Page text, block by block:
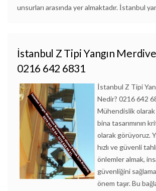
unsurları arasında yer almaktadır. İstanbul
İstanbul Z Tipi Yangın
0216 642 6831
İstanbul Z Tipi
Nedir? 0216 642
Mühendislik olarak
bina tasarımının
olarak görüyoruz.
hızlı ve güvenli
önlemler almak,
güvenliğini
önem taşır. Bu